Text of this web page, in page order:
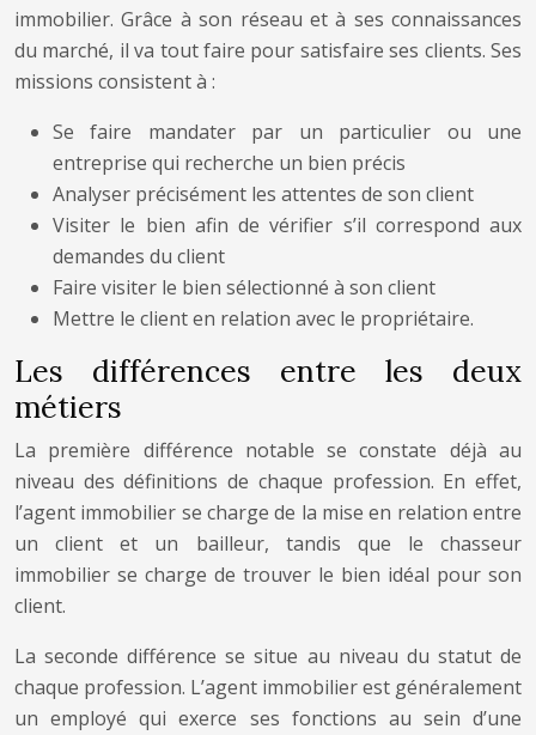
immobilier. Grâce à son réseau et à ses connaissances
du marché, il va tout faire pour satisfaire ses clients. Ses
missions consistent à :
Se faire mandater par un particulier ou une
entreprise qui recherche un bien précis
Analyser précisément les attentes de son client
Visiter le bien afin de vérifier s’il correspond aux
demandes du client
Faire visiter le bien sélectionné à son client
Mettre le client en relation avec le propriétaire.
Les différences entre les deux
métiers
La première différence notable se constate déjà au
niveau des définitions de chaque profession. En effet,
l’agent immobilier se charge de la mise en relation entre
un client et un bailleur, tandis que le chasseur
immobilier se charge de trouver le bien idéal pour son
client.
La seconde différence se situe au niveau du statut de
chaque profession. L’agent immobilier est généralement
un employé qui exerce ses fonctions au sein d’une